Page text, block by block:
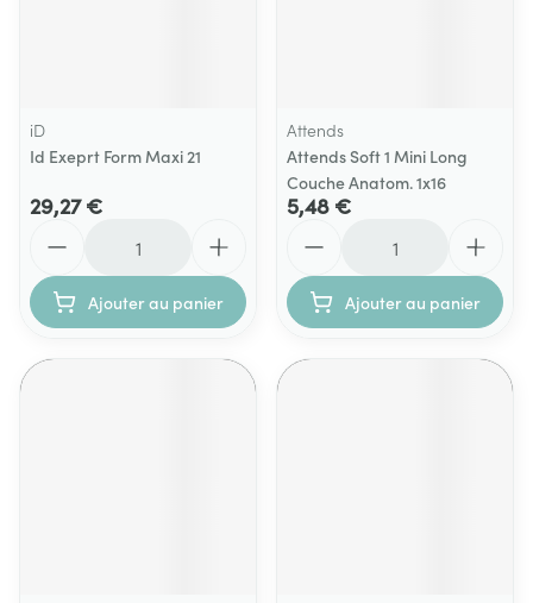
iD
Id Exeprt Form Maxi 21
29,27 €
Ajouter au panier
Attends
Attends Soft 1 Mini Long
Couche Anatom. 1x16
5,48 €
Ajouter au panier